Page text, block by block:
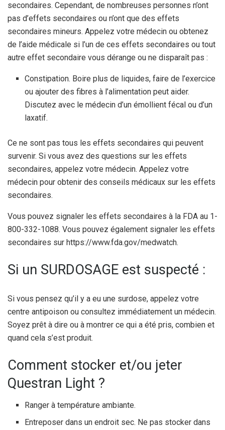
secondaires. Cependant, de nombreuses personnes n’ont
pas d’effets secondaires ou n’ont que des effets
secondaires mineurs. Appelez votre médecin ou obtenez
de l’aide médicale si l’un de ces effets secondaires ou tout
autre effet secondaire vous dérange ou ne disparaît pas :
Constipation. Boire plus de liquides, faire de l’exercice
ou ajouter des fibres à l’alimentation peut aider.
Discutez avec le médecin d’un émollient fécal ou d’un
laxatif.
Ce ne sont pas tous les effets secondaires qui peuvent
survenir. Si vous avez des questions sur les effets
secondaires, appelez votre médecin. Appelez votre
médecin pour obtenir des conseils médicaux sur les effets
secondaires.
Vous pouvez signaler les effets secondaires à la FDA au 1-
800-332-1088. Vous pouvez également signaler les effets
secondaires sur https://www.fda.gov/medwatch.
Si un SURDOSAGE est suspecté :
Si vous pensez qu’il y a eu une surdose, appelez votre
centre antipoison ou consultez immédiatement un médecin.
Soyez prêt à dire ou à montrer ce qui a été pris, combien et
quand cela s’est produit.
Comment stocker et/ou jeter
Questran Light ?
Ranger à température ambiante.
Entreposer dans un endroit sec. Ne pas stocker dans